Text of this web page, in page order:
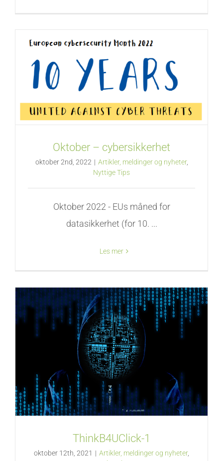
Oktober – cybersikkerhet
oktober 2nd, 2022 | Artikler, meldinger og nyheter,
Nyttige Tips
Oktober 2022 - EUs måned for
datasikkerhet (for 10. ...
Les mer
ThinkB4UClick-1
oktober 12th, 2021 | Artikler, meldinger og nyheter,